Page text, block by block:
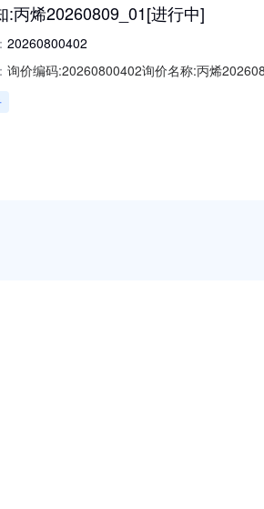
:丙烯20260809_01[进行中]
20260800402
询价编码:20260800402询价名称:丙烯